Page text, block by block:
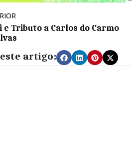
e Tributo a Carlos do Carmo
artigo: